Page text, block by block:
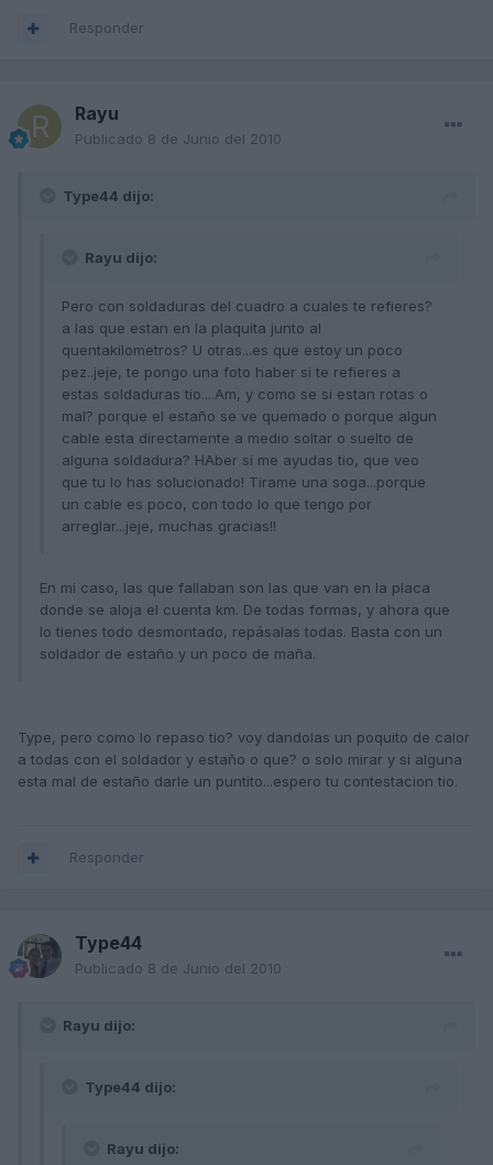
Responder
Rayu
Publicado 8 de Junio del 2010
Type44 dijo:
Rayu dijo:
Pero con soldaduras del cuadro a cuales te refieres?
a las que estan en la plaquita junto al
quentakilometros? U otras...es que estoy un poco
pez..jeje, te pongo una foto haber si te refieres a
estas soldaduras tio....Am, y como se si estan rotas o
mal? porque el estaño se ve quemado o porque algun
cable esta directamente a medio soltar o suelto de
alguna soldadura? HAber si me ayudas tio, que veo
que tu lo has solucionado! Tirame una soga...porque
un cable es poco, con todo lo que tengo por
arreglar...jeje, muchas gracias!!
En mi caso, las que fallaban son las que van en la placa
donde se aloja el cuenta km. De todas formas, y ahora que
lo tienes todo desmontado, repásalas todas. Basta con un
soldador de estaño y un poco de maña.
Type, pero como lo repaso tio? voy dandolas un poquito de calor
a todas con el soldador y estaño o que? o solo mirar y si alguna
esta mal de estaño darle un puntito...espero tu contestacion tio.
Responder
Type44
Publicado 8 de Junio del 2010
Rayu dijo:
Type44 dijo:
Rayu dijo: